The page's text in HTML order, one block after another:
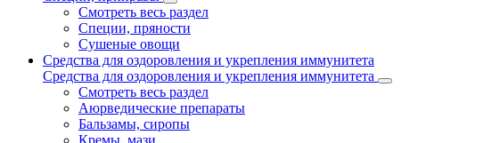
Смотреть весь раздел
Специи, пряности
Сушеные овощи
Средства для оздоровления и укрепления иммунитета
Средства для оздоровления и укрепления иммунитета
Смотреть весь раздел
Аюрведические препараты
Бальзамы, сиропы
Кремы, мази